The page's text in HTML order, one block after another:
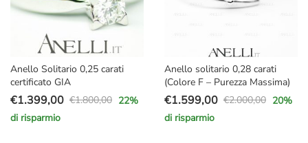
Anello Solitario 0,25 carati
certificato GIA
€1.800,00
Il
prezzo
€1.399,00
Il
prezzo
22%
di risparmio
Anello solitario 0,28 carati
(Colore F – Purezza Massima)
€2.000,00
Il
prezzo
€1.599,00
Il
prezzo
20%
di risparmio